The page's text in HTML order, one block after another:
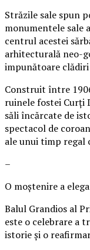
Străzile sale spun
monumentele sale
centrul acestei
arhitecturală neo-
impunătoare
Construit între
ruinele fostei Curți
săli încărcate de
spectacol de
ale unui timp regal
–
O moștenire a
Balul Grandios al
este o celebrare a
istorie și o